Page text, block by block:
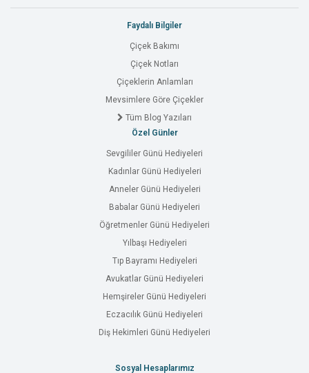
Faydalı Bilgiler
Çiçek Bakımı
Çiçek Notları
Çiçeklerin Anlamları
Mevsimlere Göre Çiçekler
Tüm Blog Yazıları
Özel Günler
Sevgililer Günü Hediyeleri
Kadınlar Günü Hediyeleri
Anneler Günü Hediyeleri
Babalar Günü Hediyeleri
Öğretmenler Günü Hediyeleri
Yılbaşı Hediyeleri
Tıp Bayramı Hediyeleri
Avukatlar Günü Hediyeleri
Hemşireler Günü Hediyeleri
Eczacılık Günü Hediyeleri
Diş Hekimleri Günü Hediyeleri
Sosyal Hesaplarımız